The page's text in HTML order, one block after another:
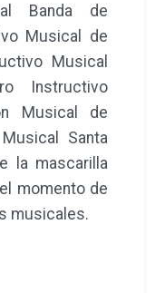
Banda de
Musical de
Musical
Instructivo
Musical de
Santa
la mascarilla
momento de
musicales.